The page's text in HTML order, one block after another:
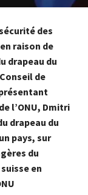
des
raison de
drapeau du
de
l’ONU, Dmitri
drapeau du
pays, sur
du
en